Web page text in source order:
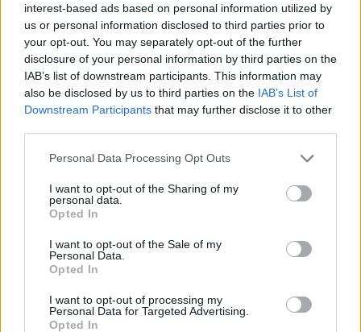
interest-based ads based on personal information utilized by
us or personal information disclosed to third parties prior to
your opt-out. You may separately opt-out of the further
disclosure of your personal information by third parties on the
IAB’s list of downstream participants. This information may
also be disclosed by us to third parties on the IAB’s List of
Downstream Participants that may further disclose it to other
Personal Data Processing Opt Outs
I want to opt-out of the Sharing of my
personal data.
Opted In
I want to opt-out of the Sale of my
Personal Data.
Opted In
I want to opt-out of processing my
Personal Data for Targeted Advertising.
Opted In
laga till sig själv! Bagels med olika fyllningar är ett gott
alternativ till toast! 🙂
0 Svara
jennysmatblogg
Mums 🙂
Svara